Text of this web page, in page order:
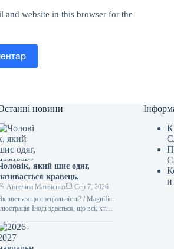
and website in this browser for the
новини
який шиє одяг,
кравець.
Ангеліна Матвієнко
Сер 7, 2026
зветься ця спеціальність? / Magnific.
Іноді здається, що всі, хто
Проте українська…
и